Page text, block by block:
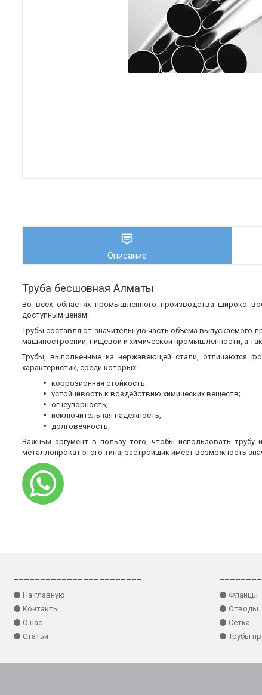
Описание
Труба бесшовная Алматы
Во всех областях промышленного производства широко
доступным ценам.
Трубы составляют значительную часть объема выпускаемого
машиностроении, пищевой и химической промышленности, а
Трубы, выполненные из нержавеющей стали, отличаются
характеристик, среди которых:
коррозионная стойкость;
устойчивость к воздействию химических веществ;
огнеупорность;
исключительная надежность;
долговечность.
Важный аргумент в пользу того, чтобы использовать
металлопрокат этого типа, застройщик имеет возможность
⚫ На главную
⚫ Контакты
⚫ О нас
⚫ Статьи
⚫ Фланцы
⚫ Отводы
⚫ Сетка
⚫ Трубы